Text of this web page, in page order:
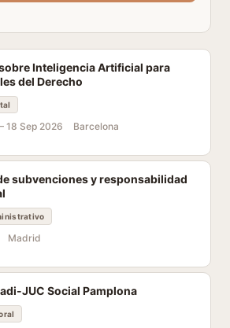
Inteligencia Artificial para
del Derecho
18 Sep 2026 Barcelona
subvenciones y responsabilidad
Madrid
JUC Social Pamplona